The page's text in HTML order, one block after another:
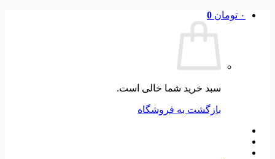
Skip
۰ تومان 0
سبد خرید شما خالی است.
بازگشت به فروشگاه